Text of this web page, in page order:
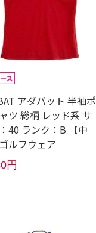
アダバット 半袖ポ
ツ 総柄 レッド系 サ
40 ランク：B 【中
ルフウェア
円